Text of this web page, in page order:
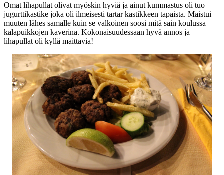
Omat lihapullat olivat myöskin hyviä ja ainut kummastus oli tuo
jugurttikastike joka oli ilmeisesti tartar kastikkeen tapaista. Maistui
muuten lähes samalle kuin se valkoinen soosi mitä sain koulussa
kalapuikkojen kaverina. Kokonaisuudessaan hyvä annos ja
lihapullat oli kyllä maittavia!